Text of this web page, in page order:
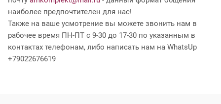
наиболее предпочтителен для нас!
Также на ваше усмотрение вы можете звонить нам в
рабочее время ПН-ПТ с 9-30 до 17-30 по указанным в
контактах телефонам, либо написать нам на WhatsUp
+79022676619